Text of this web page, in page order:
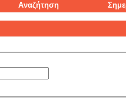
Αναζήτηση